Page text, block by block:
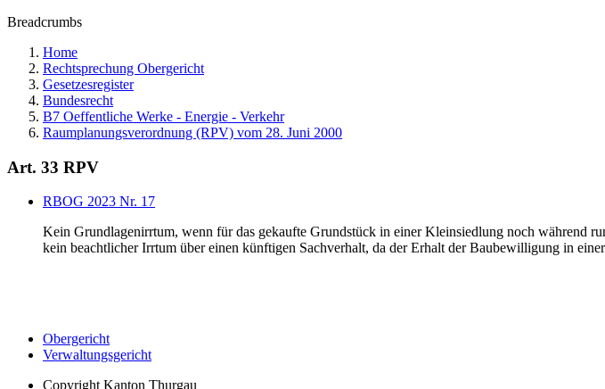
Breadcrumbs
Home
Rechtsprechung Obergericht
Gesetzesregister
Bundesrecht
B7 Oeffentliche Werke - Energie - Verkehr
Raumplanungsverordnung (RPV) vom 28. Juni 2000
Art. 33 RPV
RBOG 2023 Nr. 17
Kein Grundlagenirrtum, wenn für das gekaufte Grundstück in einer Kleinsiedlung noch während
kein beachtlicher Irrtum über einen künftigen Sachverhalt, da der Erhalt der Baubewilligung in
Obergericht
Verwaltungsgericht
Copyright Kanton Thurgau